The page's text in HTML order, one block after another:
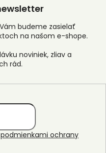
budeme zasielať
na našom e-shope.
podmienkami ochrany